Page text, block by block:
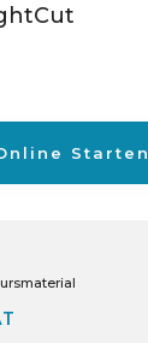
Starten